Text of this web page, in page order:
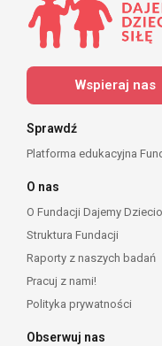
Wspieraj nas
Sprawdź
Platforma edukacyjna
O nas
O Fundacji Dajemy
Struktura Fundacji
Raporty z naszych badań
Pracuj z nami!
Polityka prywatności
Obserwuj nas